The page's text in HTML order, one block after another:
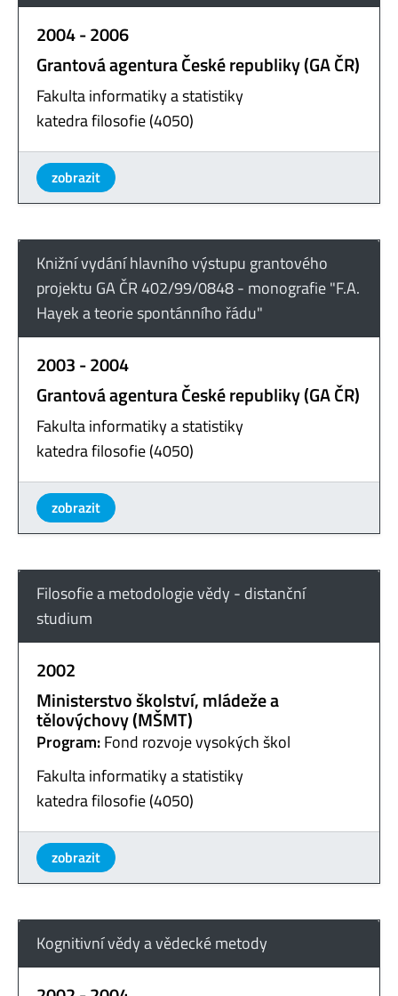
2004 - 2006
Grantová agentura České republiky (GA ČR)
Fakulta informatiky a statistiky
katedra filosofie (4050)
zobrazit
Knižní vydání hlavního výstupu grantového
projektu GA ČR 402/99/0848 - monografie "F.A.
Hayek a teorie spontánního řádu"
2003 - 2004
Grantová agentura České republiky (GA ČR)
Fakulta informatiky a statistiky
katedra filosofie (4050)
zobrazit
Filosofie a metodologie vědy - distanční
studium
2002
Ministerstvo školství, mládeže a
tělovýchovy (MŠMT)
Program:Fond rozvoje vysokých škol
Fakulta informatiky a statistiky
katedra filosofie (4050)
zobrazit
Kognitivní vědy a vědecké metody